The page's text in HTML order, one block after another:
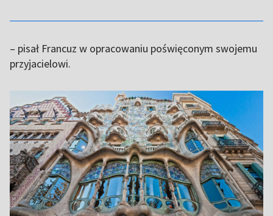
– pisał Francuz w opracowaniu poświęconym swojemu
przyjacielowi.